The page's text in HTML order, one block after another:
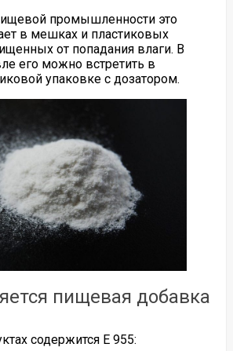
промышленности это
в мешках и пластиковых
от попадания влаги. В
его можно встретить в
упаковке с дозатором.
пищевая добавка
содержится Е 955: